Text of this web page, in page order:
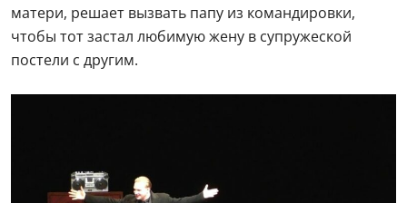
матери, решает вызвать папу из командировки,
чтобы тот застал любимую жену в супружеской
постели с другим.